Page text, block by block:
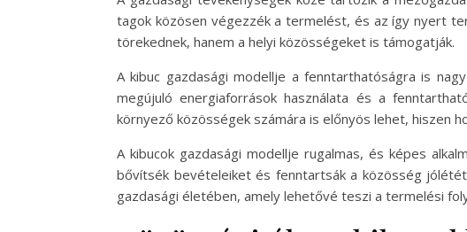
tagok közösen végezzék a termelést, és az így nyert
törekednek, hanem a helyi közösségeket is támogatják.
A kibuc gazdasági modellje a fenntarthatóságra is
megújuló energiaforrások használata és a
környező közösségek számára is előnyös lehet, hiszen
A kibucok gazdasági modellje rugalmas, és képes
bővítsék bevételeiket és fenntartsák a közösség
gazdasági életében, amely lehetővé teszi a termelési